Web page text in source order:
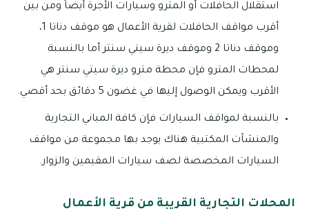
استقلال الحافلات أو المترو وسيارات الأجرة أيضاً ومن بين
أقرب مواقف الحافلات لقرية الأعمال هو موقف دناتا 1،
وموقف دناتا 2 وموقف ديرة سيتي سنتر أما بالنسبة
لمحطات المترو فإن محطة مترو ديرة سيتي سنتر هي
الأقرب ويمكن الوصول إليها في غضون 5 دقائق بحد أقصي.
بالنسبة لمواقف السيارات فإن كافة المباني التجارية
والمنشآت المكتبية هناك يوجد بها مجموعة من مواقف
السيارات المخصصة لصف سيارات المقيمين والزوار.
المحلات التجارية القريبة من قرية الأعمال